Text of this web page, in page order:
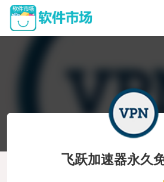
飞跃加速器永久